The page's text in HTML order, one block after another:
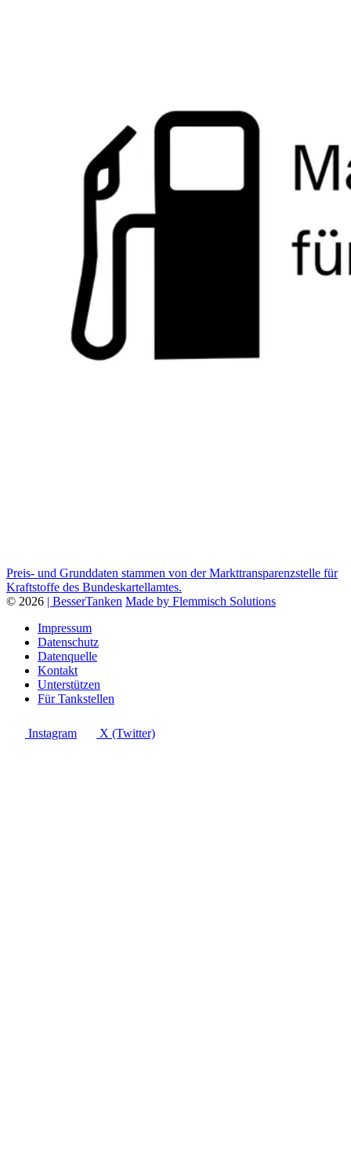
Preis- und Grunddaten stammen von der Markttransparenzstelle für
Kraftstoffe des Bundeskartellamtes.
© 2026 | BesserTanken Made by Flemmisch Solutions
Impressum
Datenschutz
Datenquelle
Kontakt
Unterstützen
Für Tankstellen
Instagram X (Twitter)